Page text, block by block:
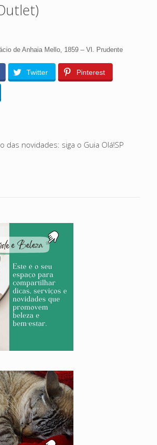
de Anhaia Mello, 1859 – Vl. Prudente
Twitter Pinterest
das novidades: siga o Guia Olá!SP